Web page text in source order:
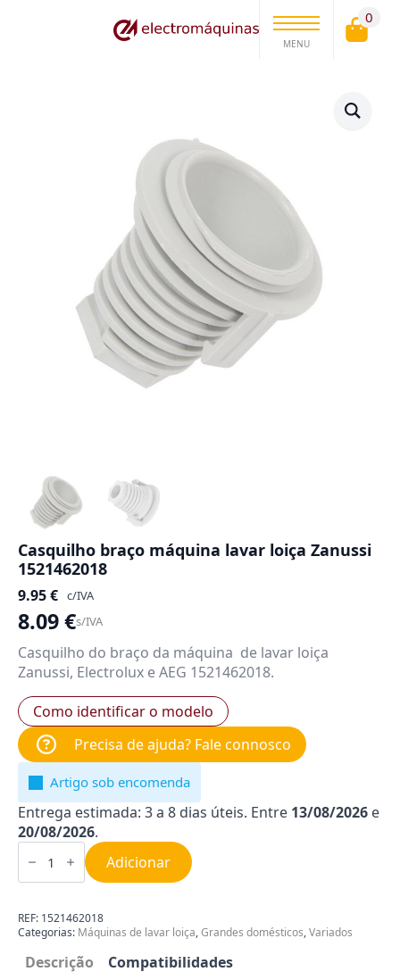
MENU
0
Casquilho braço máquina lavar loiça Zanussi
1521462018
9.95€ c/IVA
8.09€s/IVA
Casquilho do braço da máquina de lavar loiça
Zanussi, Electrolux e AEG 1521462018.
Como identificar o modelo
Precisa de ajuda? Fale connosco
Artigo sob encomenda
Entrega estimada: 3 a 8 dias úteis. Entre 13/08/2026 e
20/08/2026.
Quantidade
de
braço
lavar
loiça
Zanussi
1521462018
Adicionar
REF: 1521462018
Categorias: Máquinas de lavar loiça,Grandes domésticos,Variados
Descrição Compatibilidades